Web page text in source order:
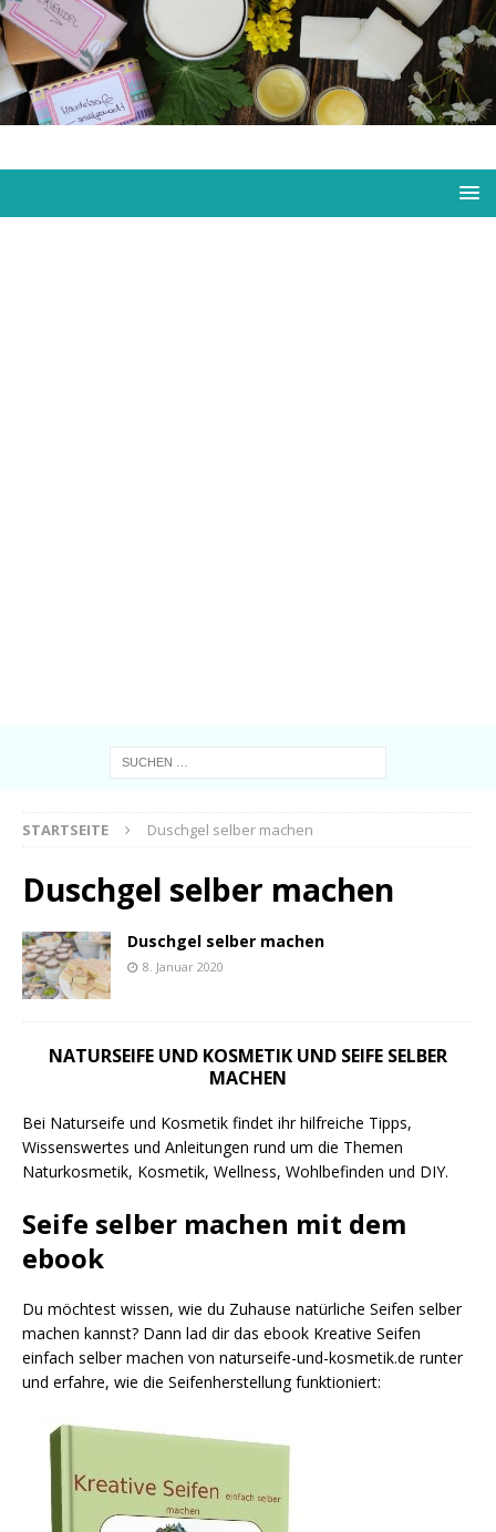
STARTSEITE Duschgel selber machen
Duschgel selber machen
Duschgel selber machen
8. Januar 2020
NATURSEIFE UND KOSMETIK UND SEIFE SELBER
MACHEN
Bei Naturseife und Kosmetik findet ihr hilfreiche Tipps,
Wissenswertes und Anleitungen rund um die Themen
Naturkosmetik, Kosmetik, Wellness, Wohlbefinden und DIY.
Seife selber machen mit dem
ebook
Du möchtest wissen, wie du Zuhause natürliche Seifen selber
machen kannst? Dann lad dir das ebook Kreative Seifen
einfach selber machen von naturseife-und-kosmetik.de runter
und erfahre, wie die Seifenherstellung funktioniert: